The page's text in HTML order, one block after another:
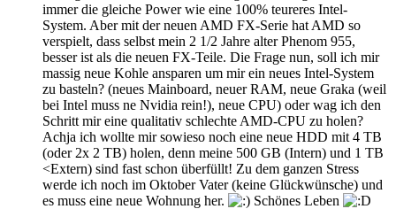
immer die gleiche Power wie eine 100% teureres Intel-
System. Aber mit der neuen AMD FX-Serie hat AMD so
verspielt, dass selbst mein 2 1/2 Jahre alter Phenom 955,
besser ist als die neuen FX-Teile. Die Frage nun, soll ich mir
massig neue Kohle ansparen um mir ein neues Intel-System
zu basteln? (neues Mainboard, neuer RAM, neue Graka (weil
bei Intel muss ne Nvidia rein!), neue CPU) oder wag ich den
Schritt mir eine qualitativ schlechte AMD-CPU zu holen?
Achja ich wollte mir sowieso noch eine neue HDD mit 4 TB
(oder 2x 2 TB) holen, denn meine 500 GB (Intern) und 1 TB
<Extern) sind fast schon überfüllt! Zu dem ganzen Stress
werde ich noch im Oktober Vater (keine Glückwünsche) und
es muss eine neue Wohnung her.
Schönes Leben